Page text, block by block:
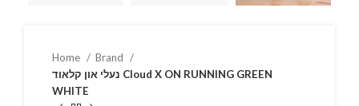
Home
Brand
נעלי און קלאוד Cloud X ON RUNNING GREEN
WHITE